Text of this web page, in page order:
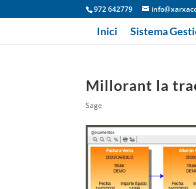
972 642779
Inici Sistema
Millorant la
Sage